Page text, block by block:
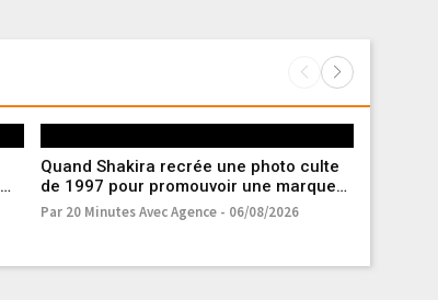
Quand Shakira recrée une photo culte
de 1997 pour promouvoir une marque
d’imprimante
Par 20 Minutes Avec Agence - 06/08/2026